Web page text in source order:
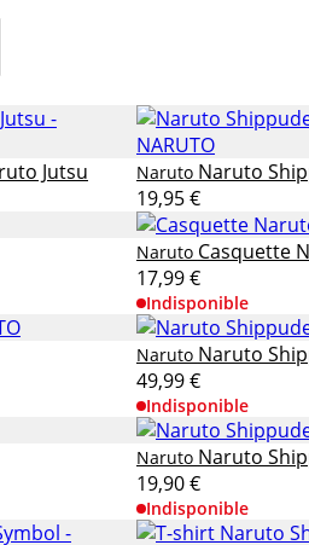
Jutsu
Naruto Naruto
19,95 €
Naruto Casquette
17,99 €
Indisponible
Naruto Naruto
49,99 €
Indisponible
Naruto Naruto
19,90 €
Indisponible